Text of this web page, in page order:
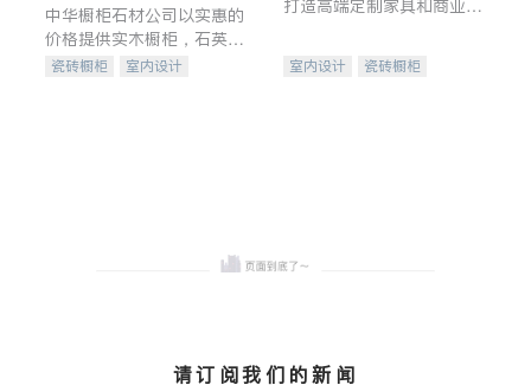
中华橱柜石材公司以实惠的
价格提供实木橱柜，石英石
台面，多种优质不锈钢水
瓷砖橱柜
室内设计
打造高端定制家具和商业空
室内设计
瓷砖橱柜
请订阅我们的新闻